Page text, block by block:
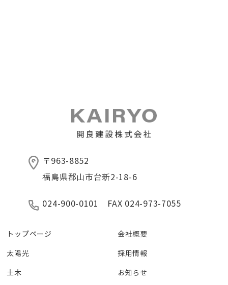
〒963-8852
福島県郡山市台新2-18-6
024-900-0101 FAX 024-973-7055
トップページ
太陽光
土木
会社概要
採用情報
お知らせ